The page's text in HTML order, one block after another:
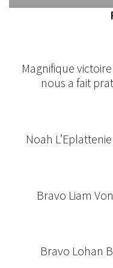
Magnifique
nous a fait
Noah
Bravo Liam
Bravo Lohan